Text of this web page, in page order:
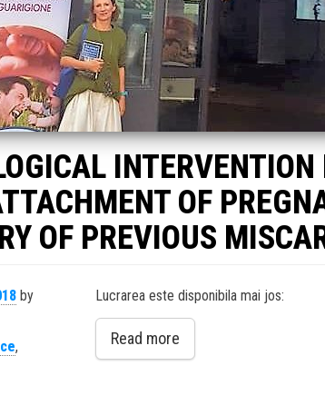
OF
OF PREVIOUS
by
,
Lucrarea este disponibila mai jos:
Read more